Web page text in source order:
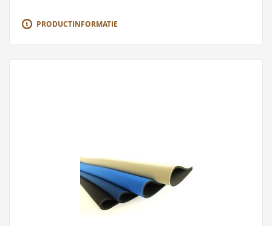
PRODUCTINFORMATIE